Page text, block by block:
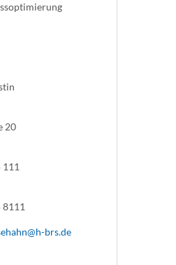
20
111
8111
brs.de